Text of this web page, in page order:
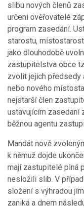
slibu nových členů
určeni ověřovatelé
program zasedání.
starostu,
jako dlouhodobě
zastupitelstva obce
zvolit jejich předsedy
nebo nového
nejstarší člen
ustavujícím zasedaní
běžnou agentu
Mandát nově
k němuž dojde
mají zastupitelé plná
nesložili slib. V
složení s výhradou
zaniká a dnem